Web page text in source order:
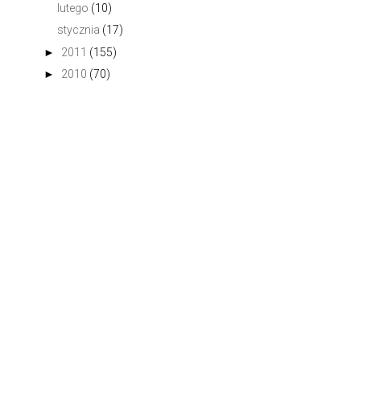
lutego (10)
stycznia (17)
► 2011 (155)
► 2010 (70)